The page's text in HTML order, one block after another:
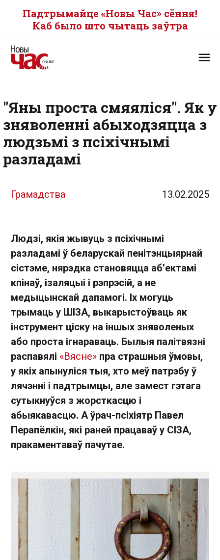
Падтрымайце «Новы Час» сёння!
Каб было што чытаць заўтра
"Яны проста смяяліся". Як у
зняволенні абыходзяцца з
людзьмі з псіхічнымі
разладамі
Грамадства 13.02.2025
Людзі, якія жывуць з псіхічнымі
разладамі ў беларускай пенітэнцыярнай
сістэме, нярэдка становяцца аб’ектамі
кпінаў, ізаляцыі і рэпрэсій, а не
медыцынскай дапамогі. Іх могуць
трымаць у ШІЗА, выкарыстоўваць як
інструмент ціску на іншых зняволеных
або проста ігнараваць. Былыя палітвязні
распавялі «Вясне» пра страшныя ўмовы,
у якіх апынуліся тыя, хто меў патрэбу ў
лячэнні і падтрымцы, але замест гэтага
сутыкнуўся з жорсткасцю і
абыякавасцю. А ўрач-псіхіятр Павел
Перапёлкін, які раней працаваў у СІЗА,
пракаментаваў пачутае.